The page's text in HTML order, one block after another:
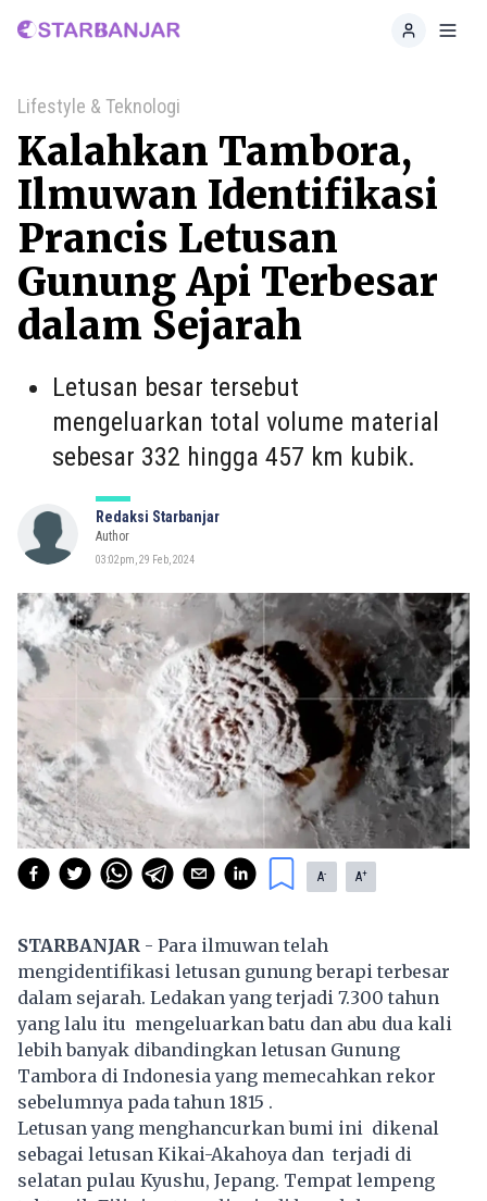
Home
Lifestyle & Teknologi
Kalahkan Tambora,
Ilmuwan Identifikasi
Prancis Letusan
Gunung Api Terbesar
dalam Sejarah
Letusan besar tersebut
mengeluarkan total volume material
sebesar 332 hingga 457 km kubik.
Redaksi Starbanjar
Author
03:02pm, 29 Feb, 2024
A- A+
STARBANJAR - Para ilmuwan telah
mengidentifikasi letusan gunung berapi terbesar
dalam sejarah. Ledakan yang terjadi 7.300 tahun
yang lalu itu mengeluarkan batu dan abu dua kali
lebih banyak dibandingkan letusan Gunung
Tambora di Indonesia yang memecahkan rekor
sebelumnya pada tahun 1815 .
Letusan yang menghancurkan bumi ini dikenal
sebagai letusan Kikai-Akahoya dan terjadi di
selatan pulau Kyushu, Jepang. Tempat lempeng